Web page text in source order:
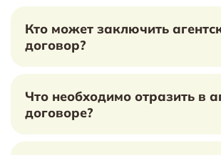
Кто может заключить
договор?
Что необходимо отразить в
договоре?